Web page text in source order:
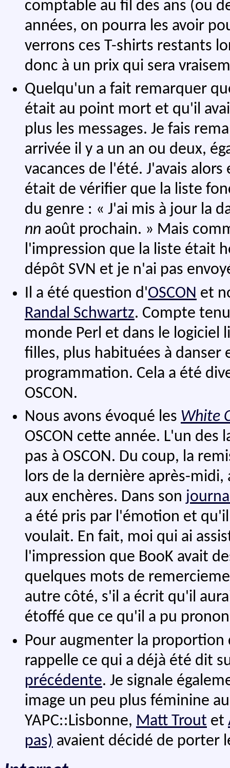
comptable au fil des ans (ou
années, on pourra les avoir
verrons ces T-shirts restants
donc à un prix qui sera
Quelqu'un a fait remarquer
était au point mort et qu'il
plus les messages. Je fais
arrivée il y a un an ou deux,
vacances de l'été. J'avais
était de vérifier que la liste
du genre : « J'ai mis à jour la
nn août prochain. » Mais
l'impression que la liste était
dépôt SVN et je n'ai pas
Il a été question d'OSCON et
Randal Schwartz. Compte
monde Perl et dans le logiciel
filles, plus habituées à
programmation. Cela a été
OSCON.
Nous avons évoqué les White
OSCON cette année. L'un
pas à OSCON. Du coup, la
lors de la dernière après-
aux enchères. Dans son
a été pris par l'émotion et
voulait. En fait, moi qui ai
l'impression que BooK avait
quelques mots de
autre côté, s'il a écrit qu'il
étoffé que ce qu'il a pu
Pour augmenter la proportion
rappelle ce qui a déjà été dit
précédente. Je signale
image un peu plus féminine
YAPC::Lisbonne, Matt Trout et
pas) avaient décidé de porter